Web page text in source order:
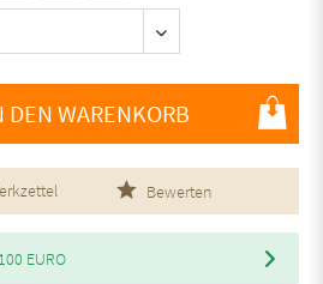
DEN WARENKORB
Bewerten
EURO